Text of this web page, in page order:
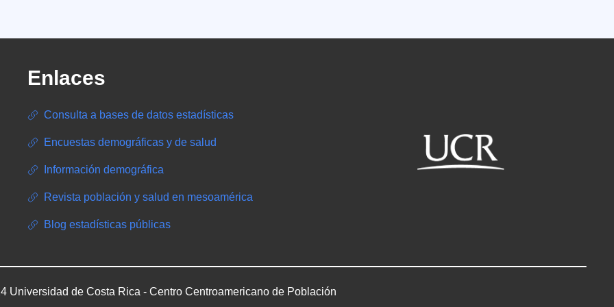
Enlaces
Consulta a bases de datos estadísticas
Encuestas demográficas y de salud
Información demográfica
Revista población y salud en mesoamérica
Blog estadísticas públicas
Universidad de Costa Rica - Centro Centroamericano de Población